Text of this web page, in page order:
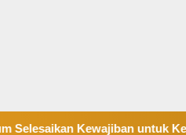
untuk Kegiatan Operasi